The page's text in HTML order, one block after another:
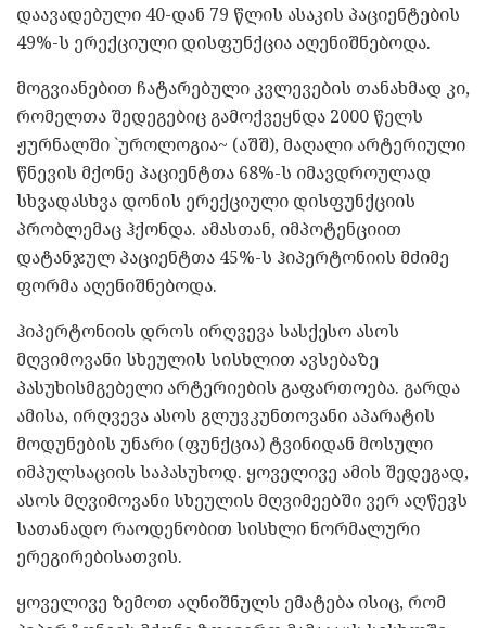
დაავადებული 40-დან 79 წლის ასაკის პაციენტების
49%-ს ერექციული დისფუნქცია აღენიშნებოდა.
მოგვიანებით ჩატარებული კვლევების თანახმად კი,
რომელთა შედეგებიც გამოქვეყნდა 2000 წელს
ჟურნალში `უროლოგია~ (აშშ), მაღალი არტერიული
წნევის მქონე პაციენტთა 68%-ს იმავდროულად
სხვადასხვა დონის ერექციული დისფუნქციის
პრობლემაც ჰქონდა. ამასთან, იმპოტენციით
დატანჯულ პაციენტთა 45%-ს ჰიპერტონიის მძიმე
ფორმა აღენიშნებოდა.
ჰიპერტონიის დროს ირღვევა სასქესო ასოს
მღვიმოვანი სხეულის სისხლით ავსებაზე
პასუხისმგებელი არტერიების გაფართოება. გარდა
ამისა, ირღვევა ასოს გლუვკუნთოვანი აპარატის
მოდუნების უნარი (ფუნქცია) ტვინიდან მოსული
იმპულსაციის საპასუხოდ. ყოველივე ამის შედეგად,
ასოს მღვიმოვანი სხეულის მღვიმეებში ვერ აღწევს
სათანადო რაოდენობით სისხლი ნორმალური
ერეგირებისათვის.
ყოველივე ზემოთ აღნიშნულს ემატება ისიც, რომ